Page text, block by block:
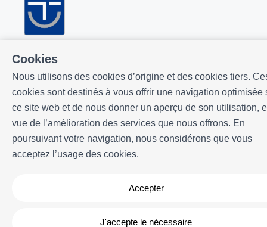
Cookies
Nous utilisons des cookies d’origine et des cookies tiers.
cookies sont destinés à vous offrir une navigation optimisée
ce site web et de nous donner un aperçu de son utilisation,
vue de l’amélioration des services que nous offrons. En
poursuivant votre navigation, nous considérons que vous
acceptez l’usage des cookies.
Accepter
J'accepte le nécessaire
Développé parIcnea . Copyright © ELE APARTMENTS 2026
| Politique de confidencialité | Politique de cookies